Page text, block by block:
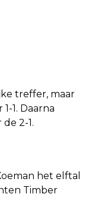
treffer, maar
1. Daarna
2-1.
het elftal
Timber